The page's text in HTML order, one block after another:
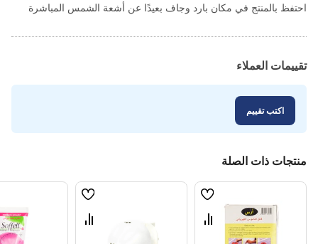
احتفظ بالمنتج في مكان بارد وجاف بعيدًا عن أشعة الشمس المباشرة
تقييمات العملاء
اكتب تقييم
منتجات ذات الصلة
قائمة
قارن
قائمة
قارن